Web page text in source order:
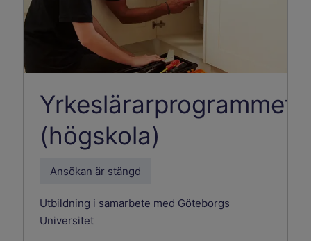
Yrkeslärarprogrammet
(högskola)
Ansökan är stängd
Utbildning i samarbete med Göteborgs
Universitet